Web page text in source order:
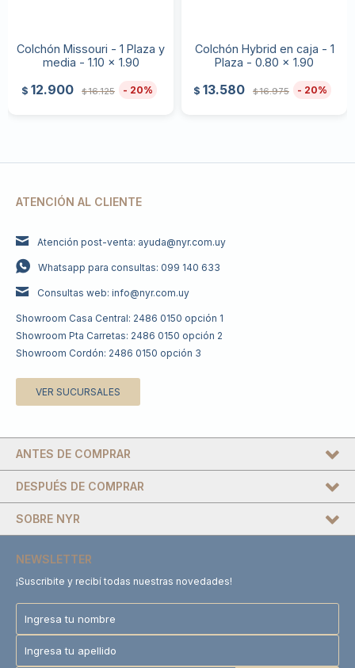
Colchón Missouri - 1 Plaza y
media - 1.10 x 1.90
$ 12.900 $16.125 20
Colchón Hybrid en caja - 1
Plaza - 0.80 x 1.90
$ 13.580 $16.975 20
ATENCIÓN AL CLIENTE
Atención post-venta: ayuda@nyr.com.uy
Whatsapp para consultas: 099 140 633
Consultas web: info@nyr.com.uy
Showroom Casa Central: 2486 0150 opción 1
Showroom Pta Carretas: 2486 0150 opción 2
Showroom Cordón: 2486 0150 opción 3
VER SUCURSALES
DESPUÉS DE COMPRAR
SOBRE NYR
ANTES DE COMPRAR
NEWSLETTER
¡Suscribite y recibí todas nuestras novedades!